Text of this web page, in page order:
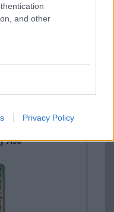
and other
Privacy Policy
A56